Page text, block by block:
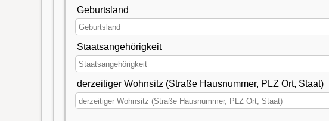
Geburtsland
Staatsangehörigkeit
derzeitiger Wohnsitz (Straße Hausnummer, PLZ Ort, Staat)